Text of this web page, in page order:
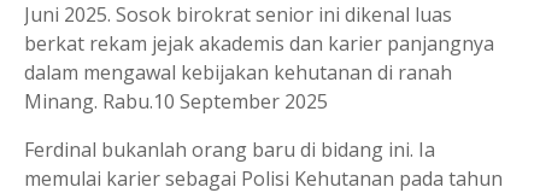
Juni 2025. Sosok birokrat senior ini dikenal luas
berkat rekam jejak akademis dan karier panjangnya
dalam mengawal kebijakan kehutanan di ranah
Minang. Rabu.10 September 2025
Ferdinal bukanlah orang baru di bidang ini. Ia
memulai karier sebagai Polisi Kehutanan pada tahun